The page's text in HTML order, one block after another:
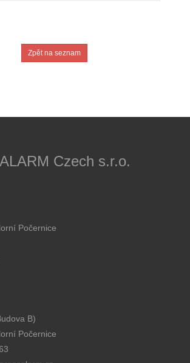
Zpět na seznam
Czech s.r.o.
Počernice
B)
Počernice